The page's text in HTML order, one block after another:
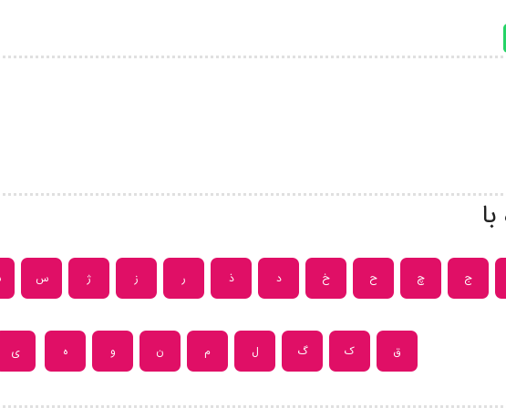
ج چ ح خ د ذ ر ز ژ س
ق ک گ ل م ن و ه ی